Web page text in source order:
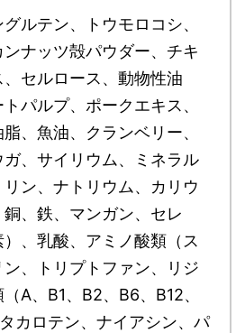
ルテン、トウモロコシ、
ナッツ殻パウダー、チキ
セルロース、動物性油
パルプ、ポークエキス、
、魚油、クランベリー、
、サイリウム、ミネラル
ン、ナトリウム、カリウ
、鉄、マンガン、セレ
、乳酸、アミノ酸類（ス
、トリプトファン、リジ
A、B1、B2、B6、B12、
カロテン、ナイアシン、パ